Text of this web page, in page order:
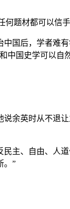
题材都可以信
中国后，学者难
国史学可以
余英时从不退
主、自由、人
。”